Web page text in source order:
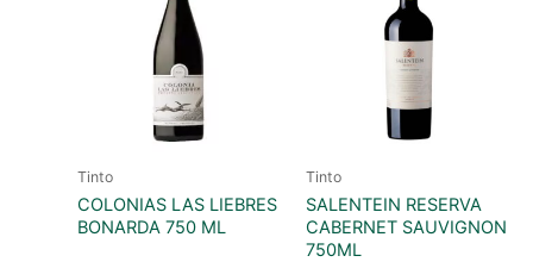
Tinto
COLONIAS LAS LIEBRES
BONARDA 750 ML
Tinto
SALENTEIN RESERVA
CABERNET SAUVIGNON
750ML